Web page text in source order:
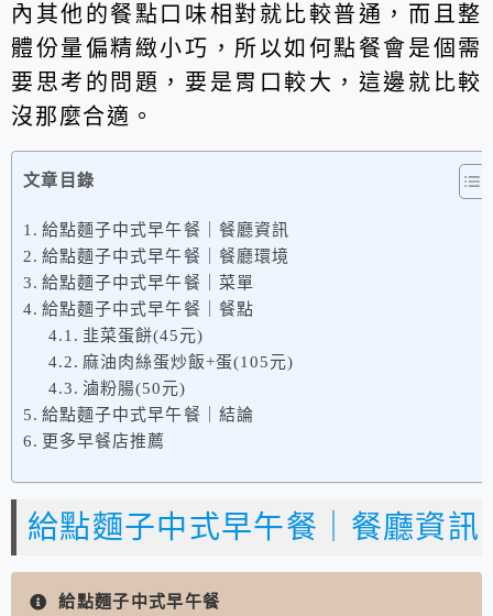
內其他的餐點口味相對就比較普通，而且整
體份量偏精緻小巧，所以如何點餐會是個需
要思考的問題，要是胃口較大，這邊就比較
沒那麼合適。
文章目錄
給點麵子中式早午餐｜餐廳資訊
給點麵子中式早午餐｜餐廳環境
給點麵子中式早午餐｜菜單
給點麵子中式早午餐｜餐點
韭菜蛋餅(45元)
麻油肉絲蛋炒飯+蛋(105元)
滷粉腸(50元)
給點麵子中式早午餐｜結論
更多早餐店推薦
給點麵子中式早午餐｜餐廳資訊
給點麵子中式早午餐